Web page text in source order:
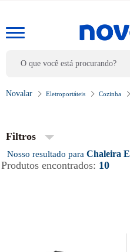
Eletroportáteis Cozinha
Filtros
Chaleira
Produtos encontrados: 10